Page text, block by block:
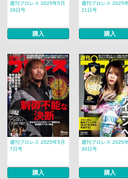
週刊プロレス 2025年5月
28日号
購入
週刊プロレス 2025
21日号
購入
週刊プロレス 2025年5月
7日号
購入
週刊プロレス 2025
30日号
購入